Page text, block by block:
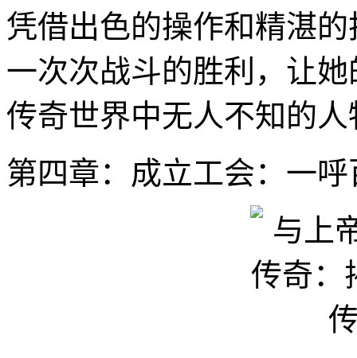
凭借出色的操作和精湛
一次次战斗的胜利，让
传奇世界中无人不知的人
第四章：成立工会：一呼